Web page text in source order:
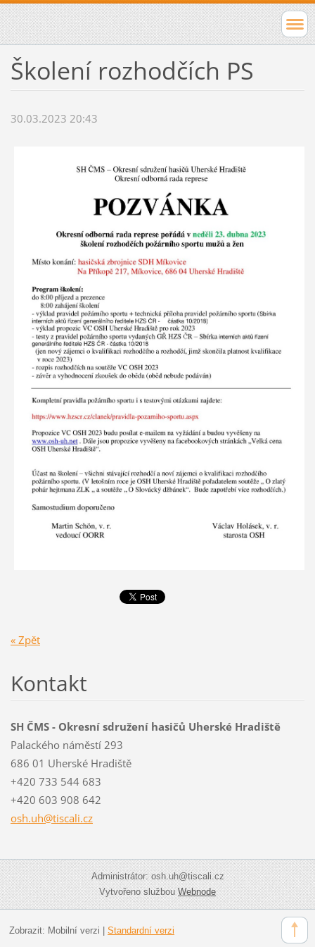
Školení rozhodčích PS
30.03.2023 20:43
« Zpět
Kontakt
SH ČMS - Okresní sdružení hasičů Uherské Hradiště
Palackého náměstí 293
686 01 Uherské Hradiště
+420 733 544 683
+420 603 908 642
osh.uh@tiscali.cz
Administrátor: osh.uh@tiscali.cz
Vytvořeno službouWebnode
Zobrazit: Mobilní verzi Standardní verzi